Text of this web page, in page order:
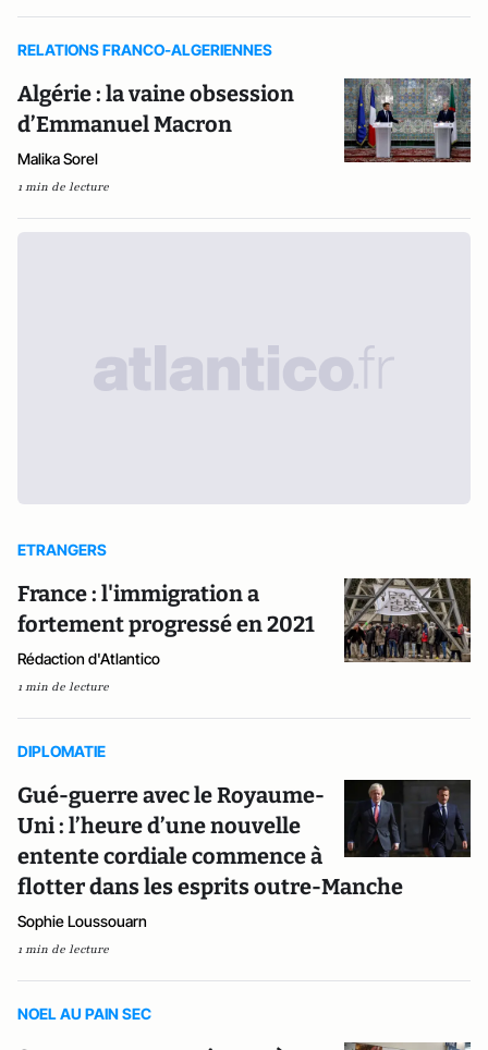
RELATIONS FRANCO-ALGERIENNES
Algérie : la vaine obsession
d’Emmanuel Macron
Malika Sorel
1 min de lecture
ETRANGERS
France : l'immigration a
fortement progressé en 2021
Rédaction d'Atlantico
1 min de lecture
DIPLOMATIE
Gué-guerre avec le Royaume-
Uni : l’heure d’une nouvelle
entente cordiale commence à
flotter dans les esprits outre-Manche
Sophie Loussouarn
1 min de lecture
NOEL AU PAIN SEC